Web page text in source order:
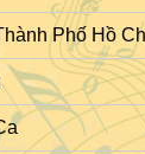
Phố Hồ